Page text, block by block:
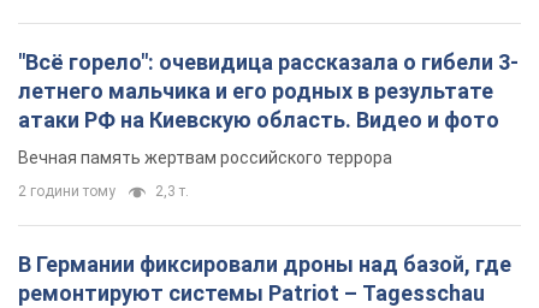
"Всё горело": очевидица рассказала о гибели 3-
летнего мальчика и его родных в результате
атаки РФ на Киевскую область. Видео и фото
Вечная память жертвам российского террора
2 години тому 2,3 т.
В Германии фиксировали дроны над базой, где
ремонтируют системы Patriot – Tagesschau